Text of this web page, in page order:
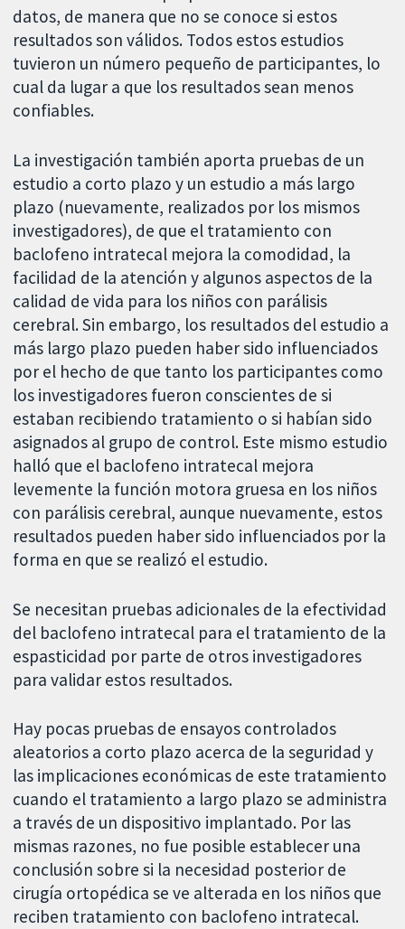
datos, de manera que no se conoce si estos
resultados son válidos. Todos estos estudios
tuvieron un número pequeño de participantes, lo
cual da lugar a que los resultados sean menos
confiables.
La investigación también aporta pruebas de un
estudio a corto plazo y un estudio a más largo
plazo (nuevamente, realizados por los mismos
investigadores), de que el tratamiento con
baclofeno intratecal mejora la comodidad, la
facilidad de la atención y algunos aspectos de la
calidad de vida para los niños con parálisis
cerebral. Sin embargo, los resultados del estudio a
más largo plazo pueden haber sido influenciados
por el hecho de que tanto los participantes como
los investigadores fueron conscientes de si
estaban recibiendo tratamiento o si habían sido
asignados al grupo de control. Este mismo estudio
halló que el baclofeno intratecal mejora
levemente la función motora gruesa en los niños
con parálisis cerebral, aunque nuevamente, estos
resultados pueden haber sido influenciados por la
forma en que se realizó el estudio.
Se necesitan pruebas adicionales de la efectividad
del baclofeno intratecal para el tratamiento de la
espasticidad por parte de otros investigadores
para validar estos resultados.
Hay pocas pruebas de ensayos controlados
aleatorios a corto plazo acerca de la seguridad y
las implicaciones económicas de este tratamiento
cuando el tratamiento a largo plazo se administra
a través de un dispositivo implantado. Por las
mismas razones, no fue posible establecer una
conclusión sobre si la necesidad posterior de
cirugía ortopédica se ve alterada en los niños que
reciben tratamiento con baclofeno intratecal.